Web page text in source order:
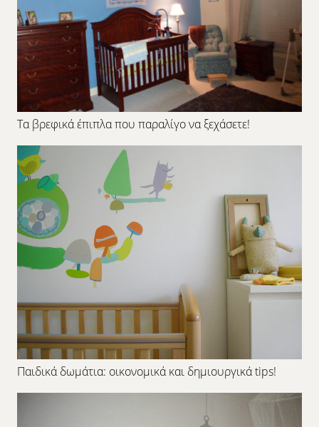
Τα βρεφικά έπιπλα που παραλίγο να ξεχάσετε!
Παιδικά δωμάτια: οικονομικά και δημιουργικά tips!